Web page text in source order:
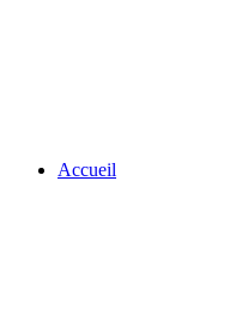
Accueil